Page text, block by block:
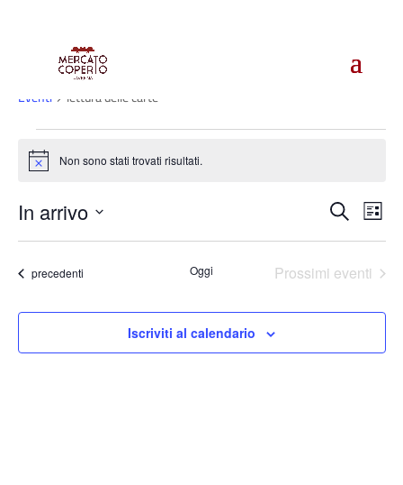
lettura delle carte
Eventi lettura delle carte
Eventi
Notice Non sono stati trovati risultati.
Cerca Lista
In arrivo
Seleziona
data.
Eventi
precedenti Oggi Prossimi eventi
Iscriviti al calendario